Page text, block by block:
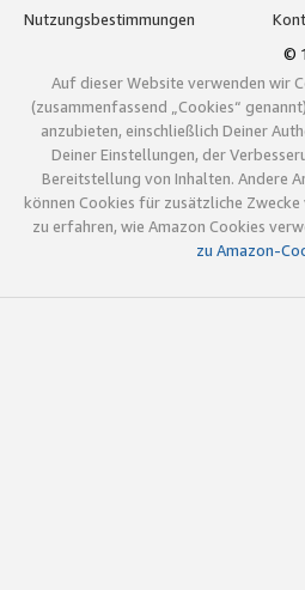
Nutzungsbestimmungen
©
Auf dieser Website verwenden wir
(zusammenfassend „Cookies“
anzubieten, einschließlich Deiner
Deiner Einstellungen, der
Bereitstellung von Inhalten. Andere
können Cookies für zusätzliche
zu erfahren, wie Amazon Cookies
zu Amazon-